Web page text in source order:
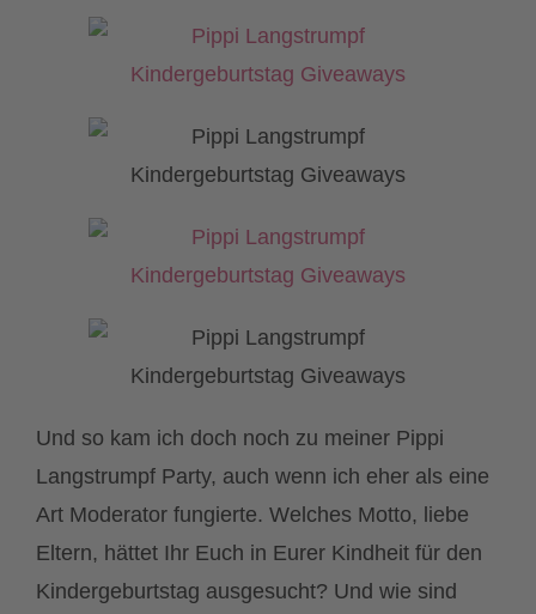
Und so kam ich doch noch zu meiner Pippi
Langstrumpf Party, auch wenn ich eher als eine
Art Moderator fungierte. Welches Motto, liebe
Eltern, hättet Ihr Euch in Eurer Kindheit für den
Kindergeburtstag ausgesucht? Und wie sind